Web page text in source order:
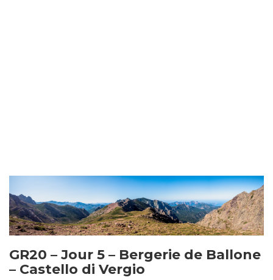
GR20 – Jour 5 – Bergerie de Ballone
– Castello di Vergio